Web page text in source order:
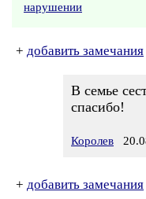
нарушении
+ добавить замечания
В семье
спасибо!
Королев
+ добавить замечания